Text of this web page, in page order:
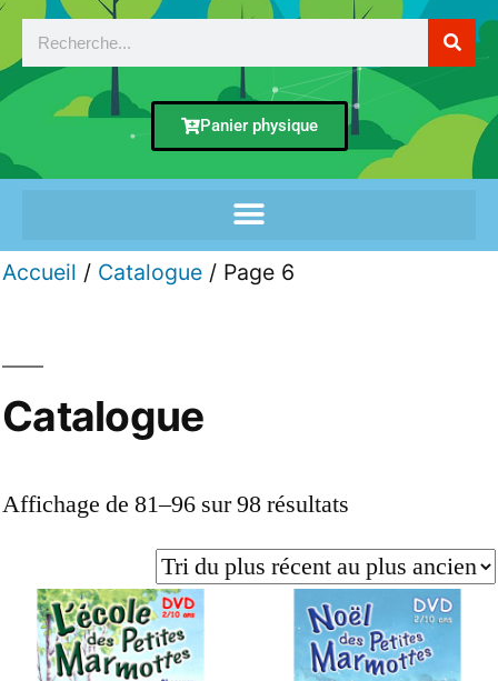
Panier physique
Accueil / Catalogue / Page 6
Catalogue
Affichage de 81–96 sur 98 résultats